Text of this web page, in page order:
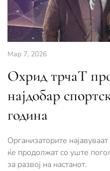
Мар 7, 2026
Охрид трчаТ
најдобар
година
Организаторите
ќе продолжат со уште
за развој на настанот.